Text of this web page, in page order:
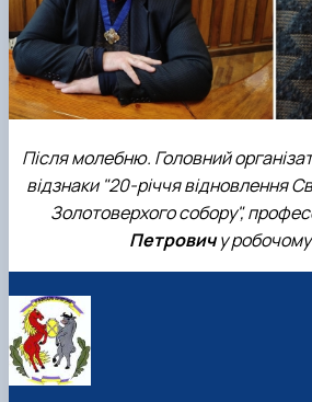
Після молебню. Головний
відзнаки "20-річчя відновлення
Золотоверхого собору",
Петровичу робочому